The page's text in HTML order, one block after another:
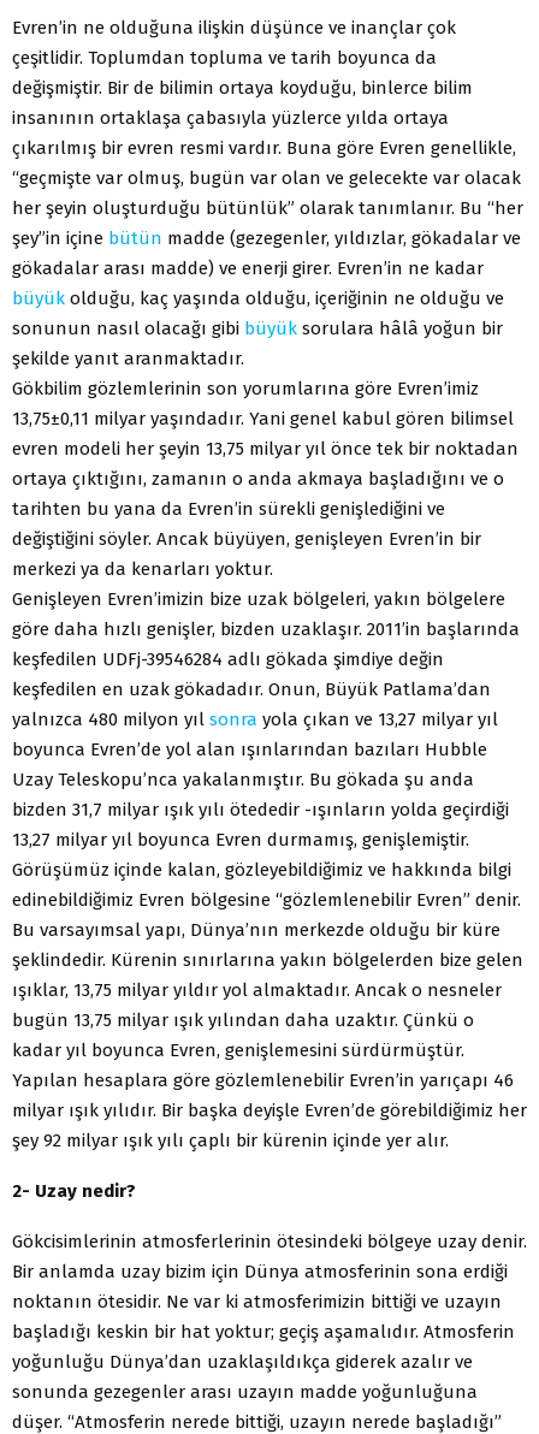
Evren’in ne olduğuna ilişkin düşünce ve inançlar çok
çeşitlidir. Toplumdan topluma ve tarih boyunca da
değişmiştir. Bir de bilimin ortaya koyduğu, binlerce bilim
insanının ortaklaşa çabasıyla yüzlerce yılda ortaya
çıkarılmış bir evren resmi vardır. Buna göre Evren genellikle,
“geçmişte var olmuş, bugün var olan ve gelecekte var olacak
her şeyin oluşturduğu bütünlük” olarak tanımlanır. Bu “her
şey”in içine bütün madde (gezegenler, yıldızlar, gökadalar ve
gökadalar arası madde) ve enerji girer. Evren’in ne kadar
büyük olduğu, kaç yaşında olduğu, içeriğinin ne olduğu ve
sonunun nasıl olacağı gibi büyük sorulara hâlâ yoğun bir
şekilde yanıt aranmaktadır.
Gökbilim gözlemlerinin son yorumlarına göre Evren’imiz
13,75±0,11 milyar yaşındadır. Yani genel kabul gören bilimsel
evren modeli her şeyin 13,75 milyar yıl önce tek bir noktadan
ortaya çıktığını, zamanın o anda akmaya başladığını ve o
tarihten bu yana da Evren’in sürekli genişlediğini ve
değiştiğini söyler. Ancak büyüyen, genişleyen Evren’in bir
merkezi ya da kenarları yoktur.
Genişleyen Evren’imizin bize uzak bölgeleri, yakın bölgelere
göre daha hızlı genişler, bizden uzaklaşır. 2011’in başlarında
keşfedilen UDFj-39546284 adlı gökada şimdiye değin
keşfedilen en uzak gökadadır. Onun, Büyük Patlama’dan
yalnızca 480 milyon yıl sonra yola çıkan ve 13,27 milyar yıl
boyunca Evren’de yol alan ışınlarından bazıları Hubble
Uzay Teleskopu’nca yakalanmıştır. Bu gökada şu anda
bizden 31,7 milyar ışık yılı ötededir -ışınların yolda geçirdiği
13,27 milyar yıl boyunca Evren durmamış, genişlemiştir.
Görüşümüz içinde kalan, gözleyebildiğimiz ve hakkında bilgi
edinebildiğimiz Evren bölgesine “gözlemlenebilir Evren” denir.
Bu varsayımsal yapı, Dünya’nın merkezde olduğu bir küre
şeklindedir. Kürenin sınırlarına yakın bölgelerden bize gelen
ışıklar, 13,75 milyar yıldır yol almaktadır. Ancak o nesneler
bugün 13,75 milyar ışık yılından daha uzaktır. Çünkü o
kadar yıl boyunca Evren, genişlemesini sürdürmüştür.
Yapılan hesaplara göre gözlemlenebilir Evren’in yarıçapı 46
milyar ışık yılıdır. Bir başka deyişle Evren’de görebildiğimiz her
şey 92 milyar ışık yılı çaplı bir kürenin içinde yer alır.
2- Uzay nedir?
Gökcisimlerinin atmosferlerinin ötesindeki bölgeye uzay denir.
Bir anlamda uzay bizim için Dünya atmosferinin sona erdiği
noktanın ötesidir. Ne var ki atmosferimizin bittiği ve uzayın
başladığı keskin bir hat yoktur; geçiş aşamalıdır. Atmosferin
yoğunluğu Dünya’dan uzaklaşıldıkça giderek azalır ve
sonunda gezegenler arası uzayın madde yoğunluğuna
düşer. “Atmosferin nerede bittiği, uzayın nerede başladığı”